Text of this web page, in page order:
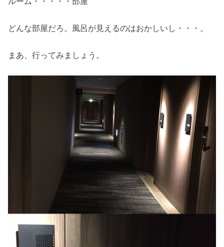
どんな部屋だろ。風呂が見えるのはおかしいし・・・。
まあ、行ってみましょう。